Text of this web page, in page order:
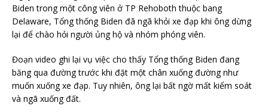
Biden trong một công viên ở TP Rehoboth thuộc bang
Delaware, Tổng thống Biden đã ngã khỏi xe đạp khi ông dừng
lại để chào hỏi người ủng hộ và nhóm phóng viên.
Đoạn video ghi lại vụ việc cho thấy Tổng thống Biden đang
băng qua đường trước khi đặt một chân xuống đường như
muốn xuống xe đạp. Tuy nhiên, ông lại bất ngờ mất kiểm soát
và ngã xuống đất.